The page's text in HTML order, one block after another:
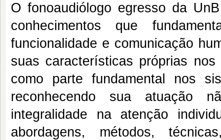
O fonoaudiólogo egresso da
conhecimentos que
funcionalidade e comunicação
suas características próprias
como parte fundamental nos
reconhecendo sua atuação
integralidade na atenção
abordagens, métodos,